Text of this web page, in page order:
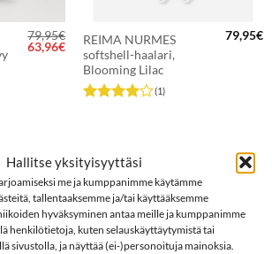
Hallitse yksityisyyttäsi
me ja kumppanimme käytämme
tallentaaksemme ja/tai käyttääksemme
hyväksyminen antaa meille ja kumppanimme
henkilötietoja, kuten selauskäyttäytymistä tai
sivustolla, ja näyttää (ei-)personoituja mainoksia.
79,95€
Alkuperäinen
hinta
63,96€Nykyinen
hinta
63,96€.
REIMA NURMES
softshell-haalari,
Blooming Lilac
(1)
79,95€